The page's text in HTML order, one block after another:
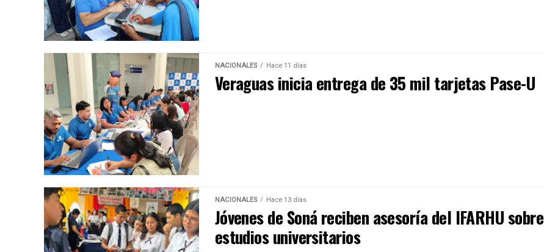
NACIONALES Hace 11 días
Veraguas inicia entrega de 35 mil tarjetas Pase-U
NACIONALES Hace 13 días
Jóvenes de Soná reciben asesoría del IFARHU sobre
estudios universitarios